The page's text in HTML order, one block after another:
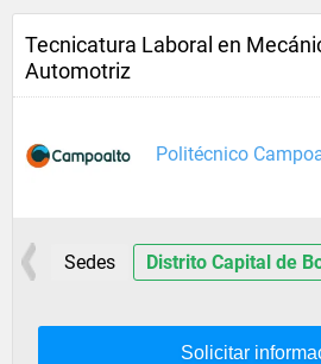
Tecnicatura Laboral en
Automotriz
Politécnico
Sedes Distrito Capital de
Solicitar